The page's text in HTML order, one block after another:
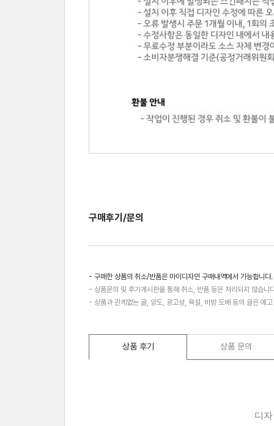
구매후기/문의
- 구매한 상품의 취소/반품은 마이디자인 구매내역에서 가능합니다.
- 상품문의 및 후기게시판을 통해 취소, 반품 등은 처리되지 않습니
- 상품과 관계없는 글, 양도, 광고성, 욕설, 비방 도배 등의 글은 예
상품 후기 상품 문의